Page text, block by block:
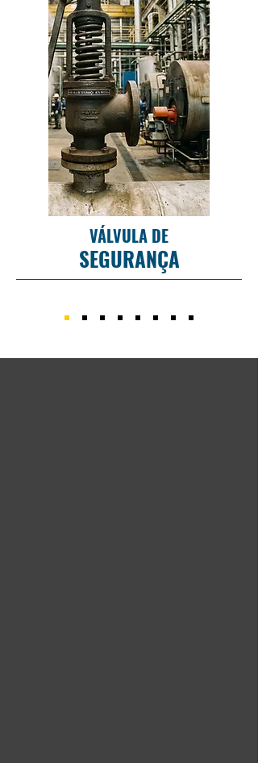
VÁLVULA DE
SEGURANÇA